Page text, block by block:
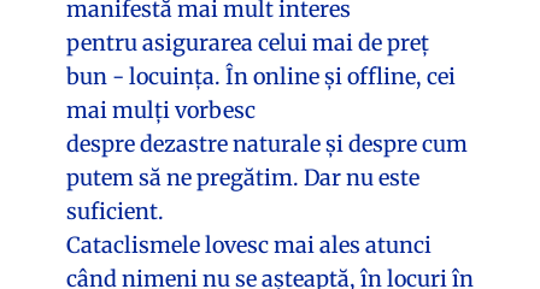
manifestă mai mult interes
pentru asigurarea celui mai de preț
bun - locuința. În online și offline, cei
mai mulți vorbesc
despre dezastre naturale și despre cum
putem să ne pregătim. Dar nu este
suficient.
Cataclismele lovesc mai ales atunci
când nimeni nu se așteaptă, în locuri în